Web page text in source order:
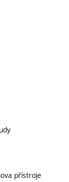
přístroje